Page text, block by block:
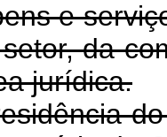
e
da
jurídica.